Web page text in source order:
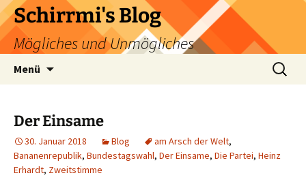
Zum
Inhalt
springen
Schirrmi's Blog
Mögliches und Unmögliches
Menü
Suchen
nach:
Der Einsame
30. Januar 2018 Blog am Arsch der Welt,
Bananenrepublik, Bundestagswahl, Der Einsame, Die Partei, Heinz
Erhardt, Zweitstimme